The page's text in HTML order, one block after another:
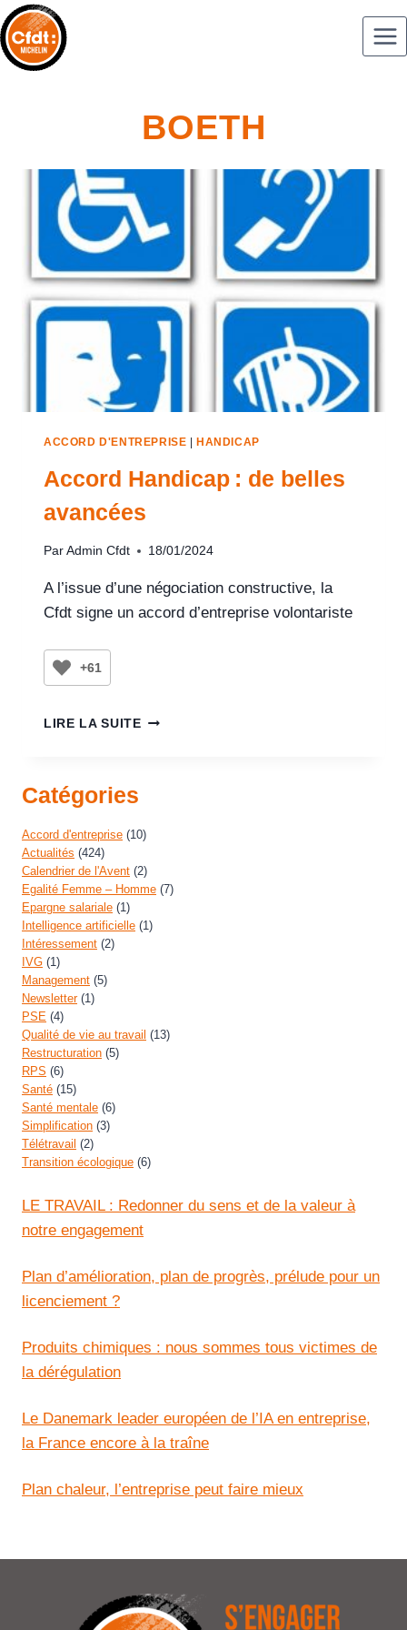
BOETH
ACCORD D'ENTREPRISE |HANDICAP
Accord Handicap : de belles
avancées
Par Admin Cfdt 18/01/2024
A l’issue d’une négociation constructive, la
Cfdt signe un accord d’entreprise volontariste
+61
LIRE LA SUITE
Catégories
Accord d'entreprise (10)
Actualités (424)
Calendrier de l'Avent (2)
Egalité Femme – Homme (7)
Epargne salariale (1)
Intelligence artificielle (1)
Intéressement (2)
IVG (1)
Management (5)
Newsletter(1)
PSE (4)
Qualité de vie au travail (13)
Restructuration (5)
RPS (6)
Santé (15)
Santé mentale (6)
Simplification (3)
Télétravail (2)
Transition écologique (6)
LE TRAVAIL : Redonner du sens et de la valeur à
notre engagement
Plan d’amélioration, plan de progrès, prélude pour un
licenciement ?
Produits chimiques : nous sommes tous victimes de
la dérégulation
Le Danemark leader européen de l’IA en entreprise,
la France encore à la traîne
Plan chaleur, l’entreprise peut faire mieux